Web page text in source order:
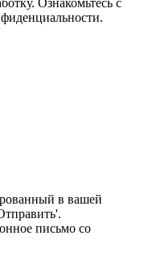
в вашей
письмо со